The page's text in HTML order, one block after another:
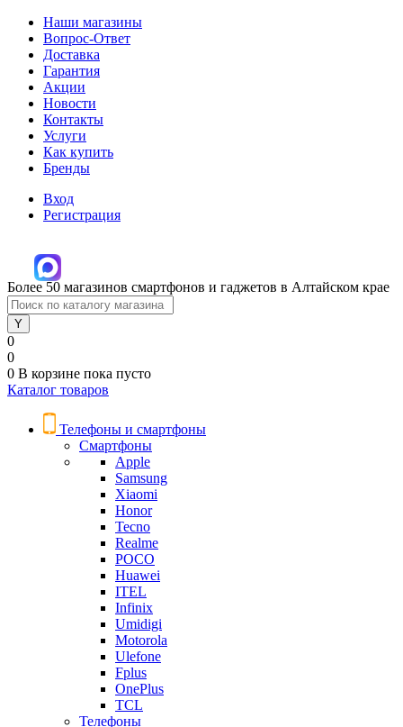
Наши магазины
Вопрос-Ответ
Доставка
Гарантия
Акции
Новости
Контакты
Услуги
Как купить
Бренды
Вход
Регистрация
Более 50 магазинов смартфонов и гаджетов в Алтайском крае
0
0
0 В корзине пока пусто
Каталог товаров
Телефоны и смартфоны
Смартфоны
Apple
Samsung
Xiaomi
Honor
Tecno
Realme
POCO
Huawei
ITEL
Infinix
Umidigi
Motorola
Ulefone
Fplus
OnePlus
TCL
Телефоны